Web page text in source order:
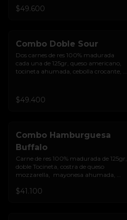
cream de sriracha levemente picante y
pan brioche sellado + papas + bebida
$49.600
Combo Doble Sour
Dos carnes de res 100% madurada
cada una de 125gr, queso americano,
tocineta ahumada, cebolla crocante,
sellado + papas + bebida de la casa
$49.400
Combo Hamburguesa
Buffalo
Carne de res 100% madurada de 125gr,
doble Tocineta, costra de queso
mozzarella,  mayonesa ahumada,
levemente picante y pan brioche
$41.100